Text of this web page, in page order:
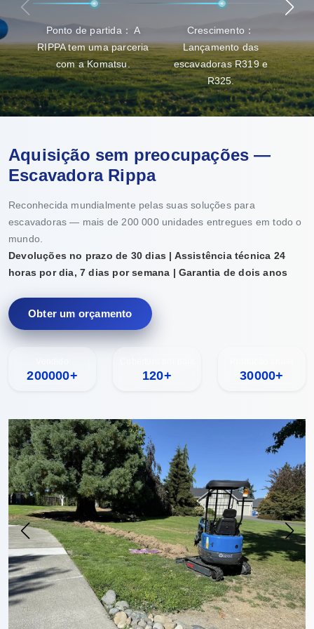
Ponto de partida： A
RIPPA tem uma parceria
com a Komatsu.
Crescimento：
Lançamento das
escavadoras R319 e
R325.
Aquisição sem preocupações —
Escavadora Rippa
Reconhecida mundialmente pelas suas soluções para
escavadoras — mais de 200 000 unidades entregues em todo o
mundo.
Devoluções no prazo de 30 dias | Assistência técnica 24
horas por dia, 7 dias por semana | Garantia de dois anos
Obter um orçamento
200000+ 120+ 30000+